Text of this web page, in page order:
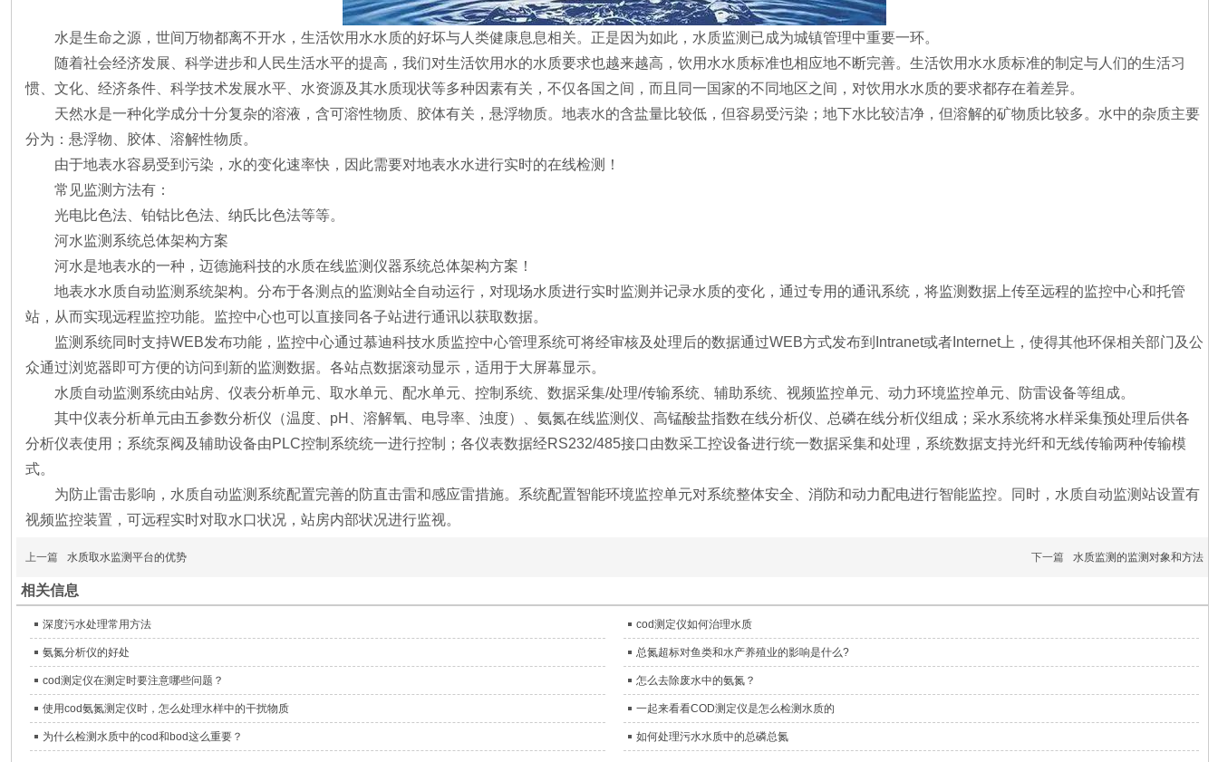
水是生命之源，世间万物都离不开水，生活饮用水水质的好坏与人类健康息息相关。正是因为如此，水质监测已成为城镇管理中重要一环。
随着社会经济发展、科学进步和人民生活水平的提高，我们对生活饮用水的水质要求也越来越高，饮用水水质标准也相应地不断完善。生活饮用水水质标准的制定与人们的生活习
惯、文化、经济条件、科学技术发展水平、水资源及其水质现状等多种因素有关，不仅各国之间，而且同一国家的不同地区之间，对饮用水水质的要求都存在着差异。
天然水是一种化学成分十分复杂的溶液，含可溶性物质、胶体有关，悬浮物质。地表水的含盐量比较低，但容易受污染；地下水比较洁净，但溶解的矿物质比较多。水中的杂质主要
分为：悬浮物、胶体、溶解性物质。
由于地表水容易受到污染，水的变化速率快，因此需要对地表水水进行实时的在线检测！
常见监测方法有：
光电比色法、铂钴比色法、纳氏比色法等等。
河水监测系统总体架构方案
河水是地表水的一种，迈德施科技的水质在线监测仪器系统总体架构方案！
地表水水质自动监测系统架构。分布于各测点的监测站全自动运行，对现场水质进行实时监测并记录水质的变化，通过专用的通讯系统，将监测数据上传至远程的监控中心和托管
站，从而实现远程监控功能。监控中心也可以直接同各子站进行通讯以获取数据。
监测系统同时支持WEB发布功能，监控中心通过慕迪科技水质监控中心管理系统可将经审核及处理后的数据通过WEB方式发布到Intranet或者Internet上，使得其他环保相关部门及公
众通过浏览器即可方便的访问到新的监测数据。各站点数据滚动显示，适用于大屏幕显示。
水质自动监测系统由站房、仪表分析单元、取水单元、配水单元、控制系统、数据采集/处理/传输系统、辅助系统、视频监控单元、动力环境监控单元、防雷设备等组成。
其中仪表分析单元由五参数分析仪（温度、pH、溶解氧、电导率、浊度）、氨氮在线监测仪、高锰酸盐指数在线分析仪、总磷在线分析仪组成；采水系统将水样采集预处理后供各
分析仪表使用；系统泵阀及辅助设备由PLC控制系统统一进行控制；各仪表数据经RS232/485接口由数采工控设备进行统一数据采集和处理，系统数据支持光纤和无线传输两种传输模
式。
为防止雷击影响，水质自动监测系统配置完善的防直击雷和感应雷措施。系统配置智能环境监控单元对系统整体安全、消防和动力配电进行智能监控。同时，水质自动监测站设置有
视频监控装置，可远程实时对取水口状况，站房内部状况进行监视。
上一篇 水质取水监测平台的优势 下一篇 水质监测的监测对象和方法
相关信息
深度污水处理常用方法 cod测定仪如何治理水质
氨氮分析仪的好处 总氮超标对鱼类和水产养殖业的影响是什么?
cod测定仪在测定时要注意哪些问题？ 怎么去除废水中的氨氮？
使用cod氨氮测定仪时，怎么处理水样中的干扰物质 一起来看看COD测定仪是怎么检测水质的
为什么检测水质中的cod和bod这么重要？ 如何处理污水水质中的总磷总氮